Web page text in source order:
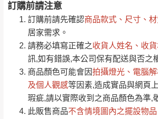
訂購前請注意
訂購前請先確認商品款式、尺寸、
居家需求。
請務必填寫正確之收貨人姓名、收
訊,如有錯誤,本公司保有配送與否之
商品顏色可能會因拍攝燈光、電腦
及個人觀感等因素,造成實品與網頁
瑕疵,請以實際收到之商品顏色為準,
此販售商品不含情境圖內之擺設物品
運 費 說 明
運送地區 運送費用
桃園
注意事項：
由於品項繁多，網頁無法及時
要購買商品，請於出發前來電或
Line客服」來信確認商品是否有
「金額」。
若商品價格或庫存有異常，商家
單。部分網路商品恕無法更改原設計
見諒！
0/5 (0)筆
全部 依評論高至低排列
依評論低至高排列 只顯示附上圖
只顯示附上評論